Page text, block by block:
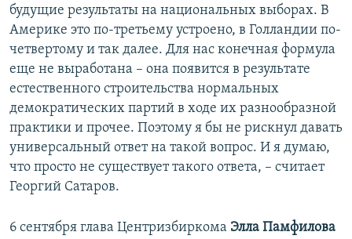
будущие результаты на национальных выборах. В
Америке это по-третьему устроено, в Голландии по-
четвертому и так далее. Для нас конечная формула
еще не выработана – она появится в результате
естественного строительства нормальных
демократических партий в ходе их разнообразной
практики и прочее. Поэтому я бы не рискнул давать
универсальный ответ на такой вопрос. И я думаю,
что просто не существует такого ответа, – считает
Георгий Сатаров.
6 сентября глава Центризбиркома Элла Памфилова